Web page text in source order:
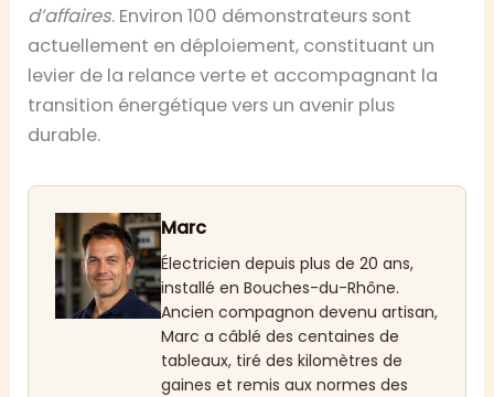
d’affaires. Environ 100 démonstrateurs sont
actuellement en déploiement, constituant un
levier de la relance verte et accompagnant la
transition énergétique vers un avenir plus
durable.
Marc
Électricien depuis plus de 20 ans,
installé en Bouches-du-Rhône.
Ancien compagnon devenu artisan,
Marc a câblé des centaines de
tableaux, tiré des kilomètres de
gaines et remis aux normes des